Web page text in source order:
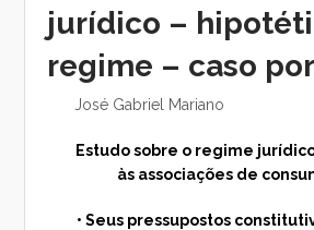
jurídico –
regime – caso
José Gabriel Mariano
Estudo sobre o regime
às associações de
• Seus pressupostos